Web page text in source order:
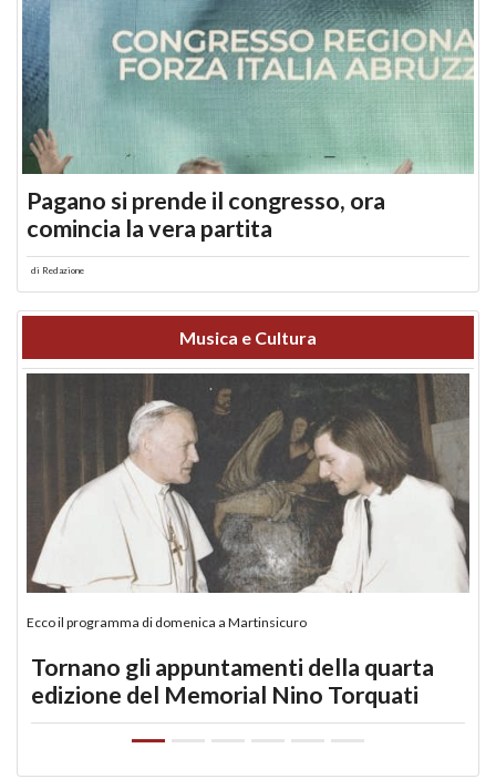
Pagano si prende il congresso, ora
comincia la vera partita
di Redazione
Musica e Cultura
Ecco il programma di domenica a Martinsicuro
Tornano gli appuntamenti della quarta
edizione del Memorial Nino Torquati